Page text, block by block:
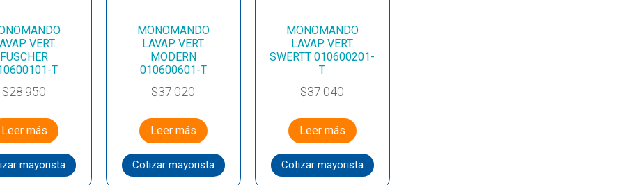
VERT.
FUSCHER
T
$28.950
Leer más
mayorista
MONOMANDO
LAVAP. VERT.
MODERN
010600601-T
$37.020
Leer más
Cotizar mayorista
MONOMANDO
LAVAP. VERT.
SWERTT 010600201-
T
$37.040
Leer más
Cotizar mayorista